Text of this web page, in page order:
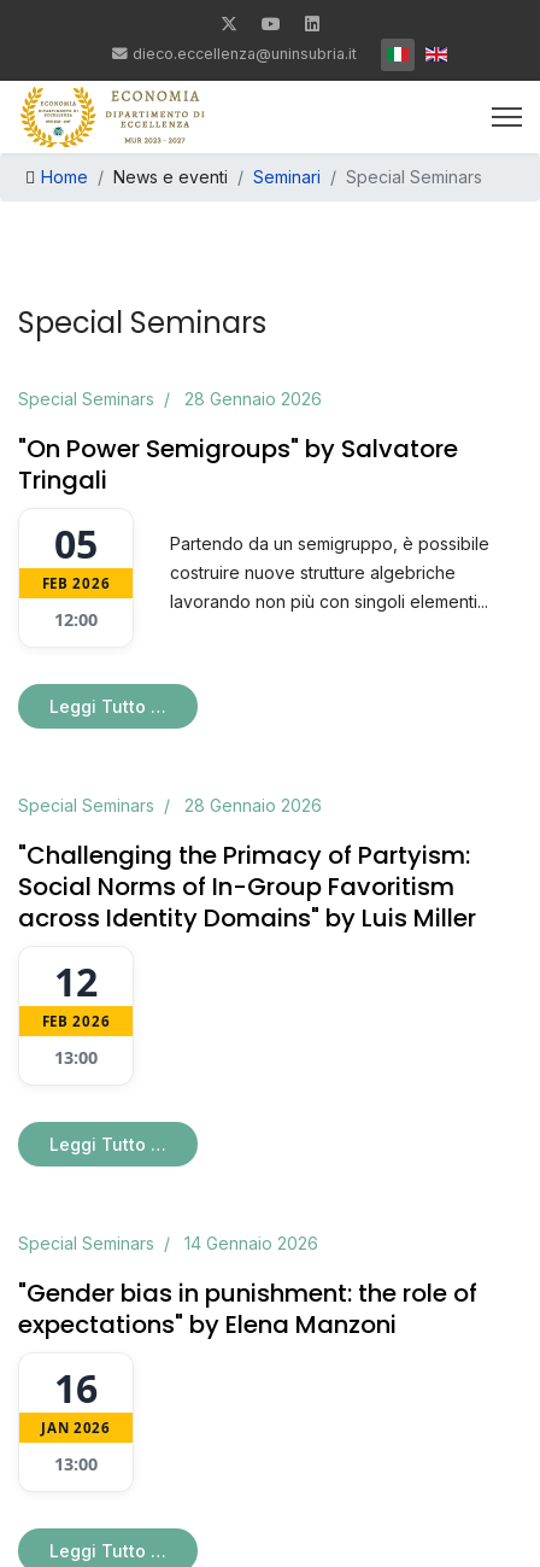
dieco.eccellenza@uninsubria.it Seleziona la tua
Home News e eventi Seminari Special Seminars
Special Seminars
"On Power Semigroups" by Salvatore
Tringali
Special Seminars 28 Gennaio 2026
05
FEB 2026
12:00
Partendo da un semigruppo, è possibile
costruire nuove strutture algebriche
lavorando non più con singoli elementi...
Leggi Tutto …
"Challenging the Primacy of Partyism:
Social Norms of In-Group Favoritism
across Identity Domains" by Luis Miller
Special Seminars 28 Gennaio 2026
12
FEB 2026
13:00
Leggi Tutto …
"Gender bias in punishment: the role of
expectations" by Elena Manzoni
Special Seminars 14 Gennaio 2026
16
JAN 2026
13:00
Leggi Tutto …